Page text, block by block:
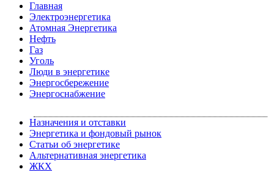
Главная
Электроэнергетика
Атомная Энергетика
Нефть
Газ
Уголь
Люди в энергетике
Энергосбережение
Энергоснабжение
Назначения и отставки
Энергетика и фондовый рынок
Статьи об энергетике
Альтернативная энергетика
ЖКХ